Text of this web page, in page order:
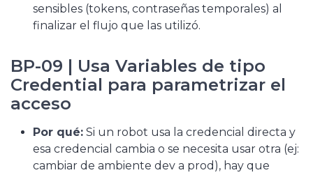
sensibles (tokens, contraseñas temporales) al
finalizar el flujo que las utilizó.
BP-09 | Usa Variables de tipo
Credential para parametrizar el
acceso
Por qué: Si un robot usa la credencial directa y
esa credencial cambia o se necesita usar otra (ej:
cambiar de ambiente dev a prod), hay que